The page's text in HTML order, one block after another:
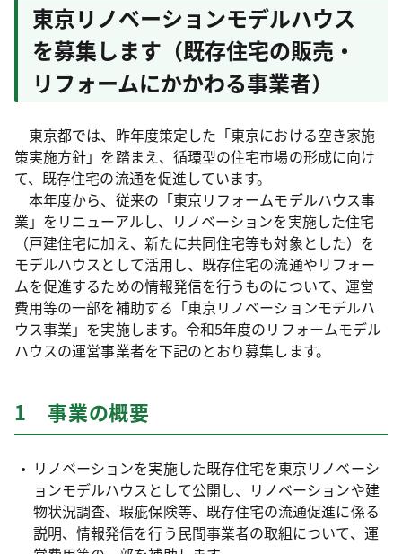
東京リノベーションモデルハウス
を募集します（既存住宅の販売・
リフォームにかかわる事業者）
東京都では、昨年度策定した「東京における空き家施
策実施方針」を踏まえ、循環型の住宅市場の形成に向け
て、既存住宅の流通を促進しています。
本年度から、従来の「東京リフォームモデルハウス事
業」をリニューアルし、リノベーションを実施した住宅
（戸建住宅に加え、新たに共同住宅等も対象とした）を
モデルハウスとして活用し、既存住宅の流通やリフォー
ムを促進するための情報発信を行うものについて、運営
費用等の一部を補助する「東京リノベーションモデルハ
ウス事業」を実施します。令和5年度のリフォームモデル
ハウスの運営事業者を下記のとおり募集します。
1 事業の概要
リノベーションを実施した既存住宅を東京リノベーシ
ョンモデルハウスとして公開し、リノベーションや建
物状況調査、瑕疵保険等、既存住宅の流通促進に係る
説明、情報発信を行う民間事業者の取組について、運